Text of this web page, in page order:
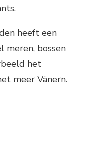
heeft een
meren, bossen
het
meer Vänern.